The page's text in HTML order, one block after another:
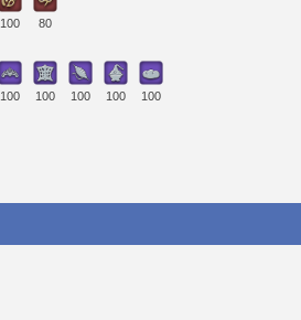
100 80
100 100 100 100 100